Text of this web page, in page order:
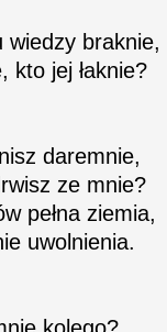
wiedzy braknie,
kto jej łaknie?
daremnie,
ze mnie?
pełna ziemia,
uwolnienia.